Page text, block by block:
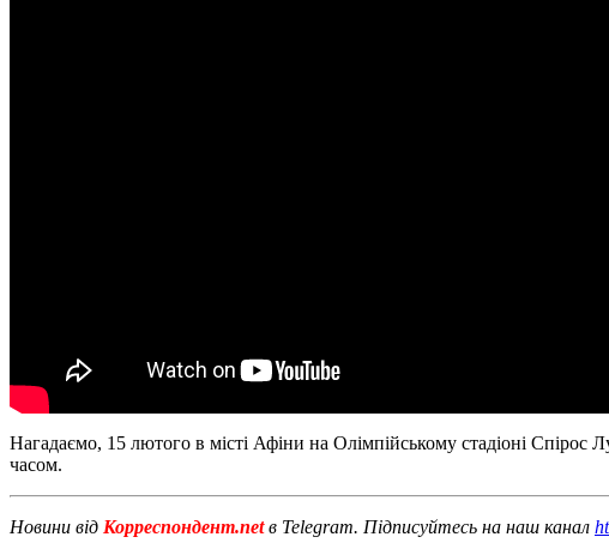
Нагадаємо, 15 лютого в місті Афіни на Олімпійському стадіоні
часом.
Новини від Корреспондент.netв Telegram. Підписуйтесь на наш канал